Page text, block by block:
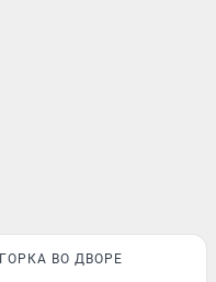
ГОРКА ВО ДВОРЕ